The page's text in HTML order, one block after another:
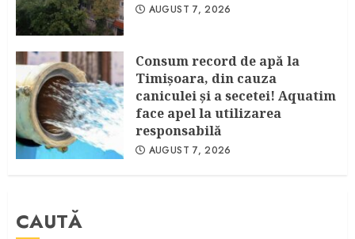
AUGUST 7, 2026
Consum record de apă la
Timişoara, din cauza
caniculei şi a secetei! Aquatim
face apel la utilizarea
responsabilă
AUGUST 7, 2026
CAUTĂ